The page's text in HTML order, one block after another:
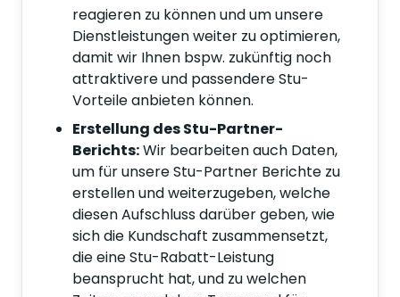
reagieren zu können und um unsere
Dienstleistungen weiter zu optimieren,
damit wir Ihnen bspw. zukünftig noch
attraktivere und passendere Stu-
Vorteile anbieten können.
Erstellung des Stu-Partner-
Berichts:Wir bearbeiten auch Daten,
um für unsere Stu-Partner Berichte zu
erstellen und weiterzugeben, welche
diesen Aufschluss darüber geben, wie
sich die Kundschaft zusammensetzt,
die eine Stu-Rabatt-Leistung
beansprucht hat, und zu welchen